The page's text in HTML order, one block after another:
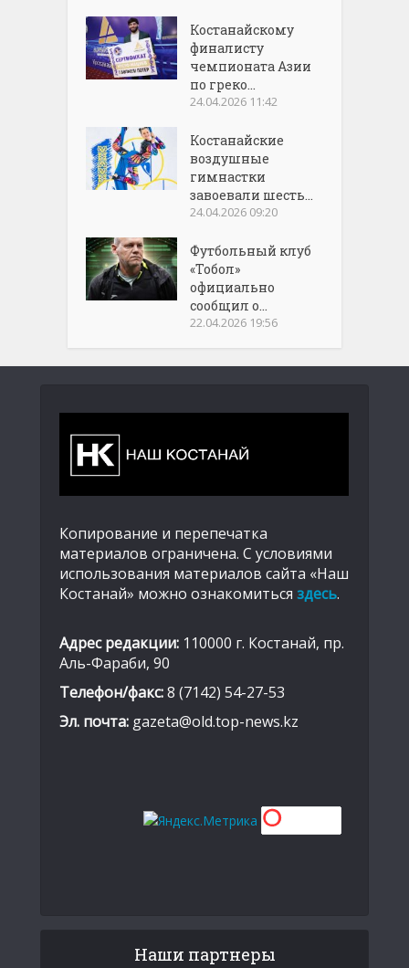
Костанайскому
финалисту
чемпионата Азии
по греко...
24.04.2026 11:42
Костанайские
воздушные
гимнастки
завоевали шесть...
24.04.2026 09:20
Футбольный клуб
«Тобол»
официально
сообщил о...
22.04.2026 19:56
Копирование и перепечатка
материалов ограничена. С условиями
использования материалов сайта «Наш
Костанай» можно ознакомиться здесь.
Адрес редакции: 110000 г. Костанай, пр.
Аль-Фараби, 90
Телефон/факс:8 (7142) 54-27-53
Эл. почта: gazeta@old.top-news.kz
Наши партнеры